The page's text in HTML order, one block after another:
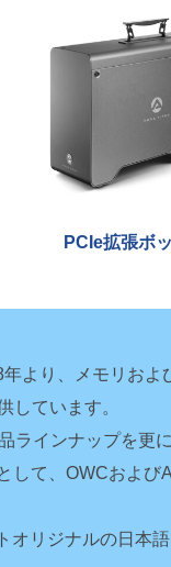
PCIe拡張ボ
より、メモリお
しています。
インナップを更に
て、OWCおよ
リジナルの日本